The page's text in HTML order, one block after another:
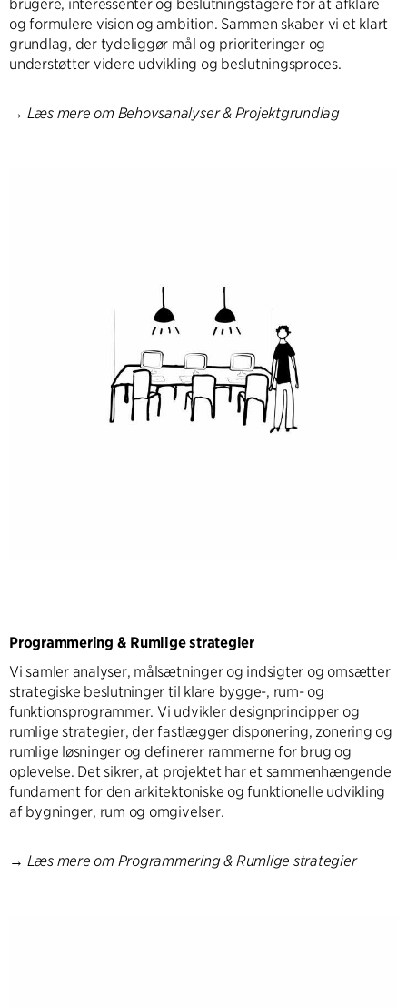
brugere, interessenter og beslutningstagere for at afklare
og formulere vision og ambition. Sammen skaber vi et klart
grundlag, der tydeliggør mål og prioriteringer og
understøtter videre udvikling og beslutningsproces.
→ Læs mere om Behovsanalyser & Projektgrundlag
Programmering & Rumlige strategier
Vi samler analyser, målsætninger og indsigter og omsætter
strategiske beslutninger til klare bygge-, rum- og
funktionsprogrammer. Vi udvikler designprincipper og
rumlige strategier, der fastlægger disponering, zonering og
rumlige løsninger og definerer rammerne for brug og
oplevelse. Det sikrer, at projektet har et sammenhængende
fundament for den arkitektoniske og funktionelle udvikling
af bygninger, rum og omgivelser.
→ Læs mere om Programmering & Rumlige strategier